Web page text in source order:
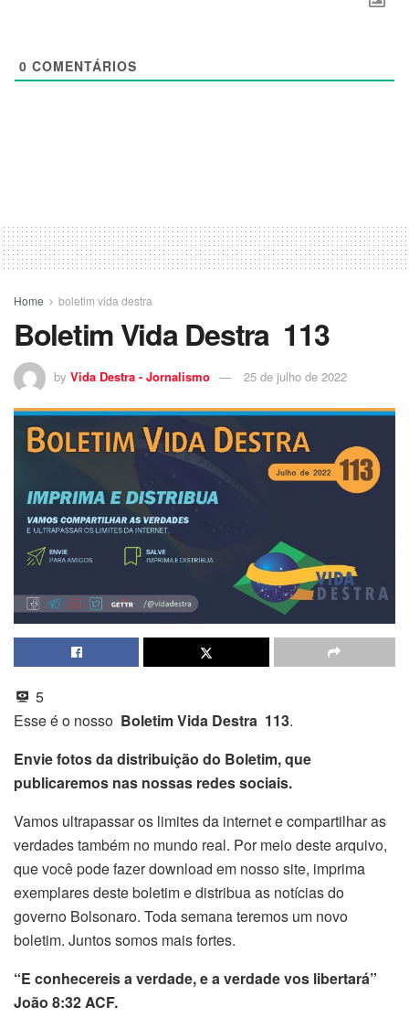
0 COMENTÁRIOS
Home boletim vida destra
Boletim Vida Destra 113
by Vida Destra - Jornalismo 25 de julho de 2022
5
Esse é o nosso Boletim Vida Destra 113.
Envie fotos da distribuição do Boletim, que
publicaremos nas nossas redes sociais.
Vamos ultrapassar os limites da internet e compartilhar as
verdades também no mundo real. Por meio deste arquivo,
que você pode fazer download em nosso site, imprima
exemplares deste boletim e distribua as notícias do
governo Bolsonaro. Toda semana teremos um novo
boletim. Juntos somos mais fortes.
“E conhecereis a verdade, e a verdade vos libertará”
João 8:32 ACF.